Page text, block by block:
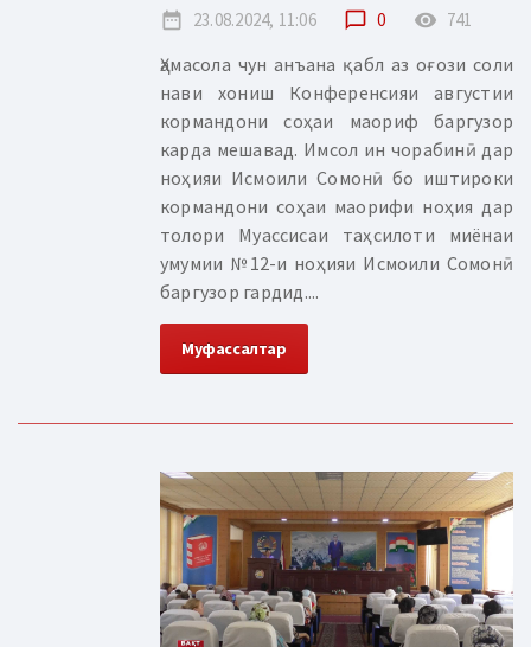
date_range 23.08.2024, 11:06 chat_bubble_outline 0 remove_red_eye 741
Ҳамасола чун анъана қабл аз оғози соли
нави хониш Конференсияи августии
кормандони соҳаи маориф баргузор
карда мешавад. Имсол ин чорабинӣ дар
ноҳияи Исмоили Сомонӣ бо иштироки
кормандони соҳаи маорифи ноҳия дар
толори Муассисаи таҳсилоти миёнаи
умумии №12-и ноҳияи Исмоили Сомонӣ
баргузор гардид....
Муфассалтар